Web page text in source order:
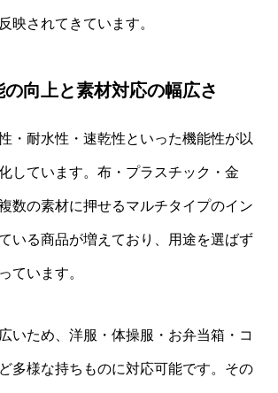
映されてきています。
向上と素材対応の幅広さ
・耐水性・速乾性といった機能性が以
しています。布・プラスチック・金
数の素材に押せるマルチタイプのイン
いる商品が増えており、用途を選ばず
ています。
いため、洋服・体操服・お弁当箱・コ
多様な持ちものに対応可能です。その